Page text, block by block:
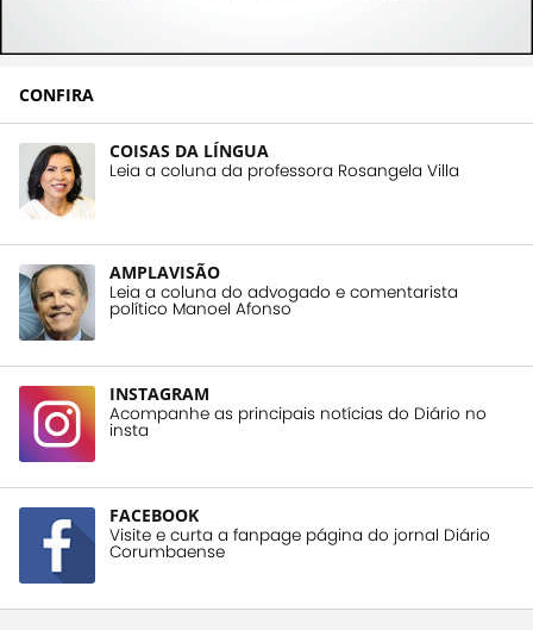
CONFIRA
COISAS DA LÍNGUA
Leia a coluna da professora Rosangela Villa
AMPLAVISÃO
Leia a coluna do advogado e comentarista
político Manoel Afonso
INSTAGRAM
Acompanhe as principais notícias do Diário no
insta
FACEBOOK
Visite e curta a fanpage página do jornal Diário
Corumbaense